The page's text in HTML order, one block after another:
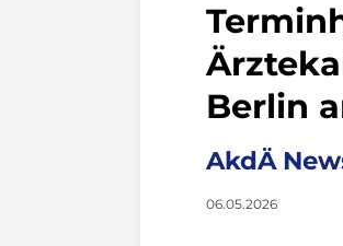
Berlin
AkdÄ
06.05.2026